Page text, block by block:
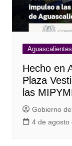
Aguascalientes
Hecho en
Plaza
las
Gobierno
4 de agosto